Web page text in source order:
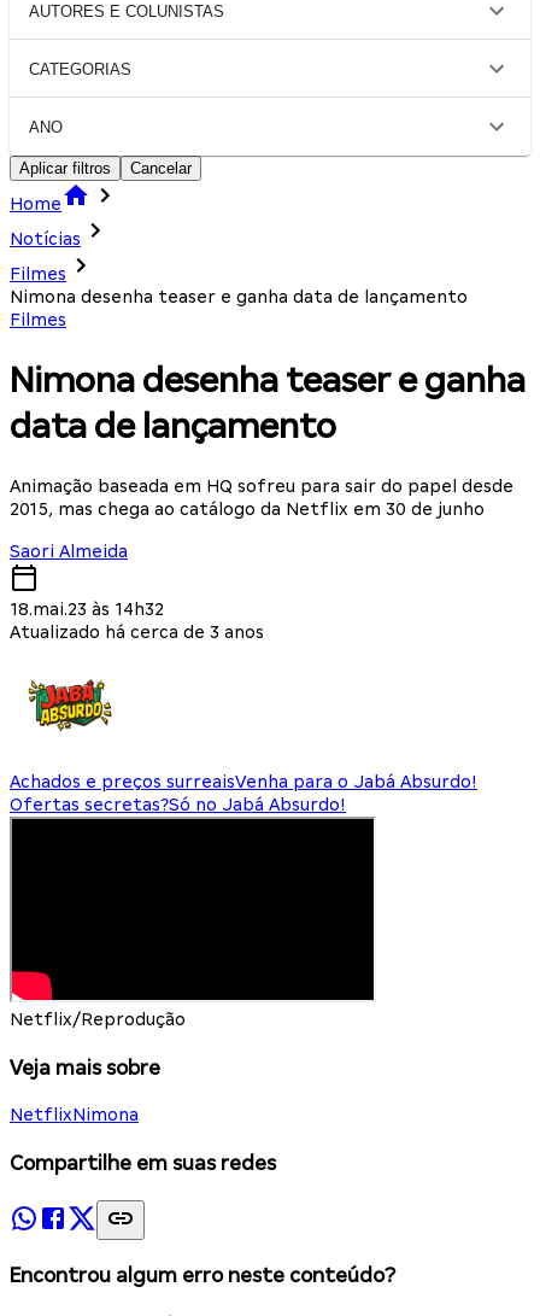
AUTORES E COLUNISTAS
CATEGORIAS
ANO
Aplicar filtros Cancelar
Home
Notícias
Filmes
Nimona desenha teaser e ganha data de lançamento
Filmes
Nimona desenha teaser e ganha
data de lançamento
Animação baseada em HQ sofreu para sair do papel desde
2015, mas chega ao catálogo da Netflix em 30 de junho
Saori Almeida
18.mai.23 às 14h32
Atualizado há cerca de 3 anos
Achados e preços surreaisVenha para o Jabá Absurdo!
Ofertas secretas?Só no Jabá Absurdo!
Netflix/Reprodução
Veja mais sobre
NetflixNimona
Compartilhe em suas redes
Encontrou algum erro neste conteúdo?